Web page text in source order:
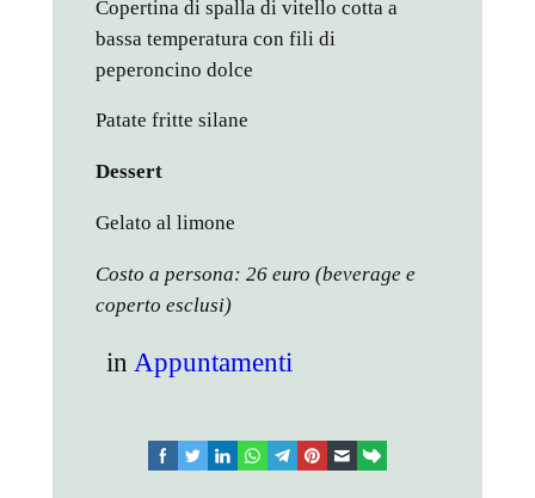
Copertina di spalla di vitello cotta a
bassa temperatura con fili di
peperoncino dolce
Patate fritte silane
Dessert
Gelato al limone
Costo a persona: 26 euro (beverage e
coperto esclusi)
in Appuntamenti
facebooktwitterlinkedinwhatsapptelegram
pinterest email link